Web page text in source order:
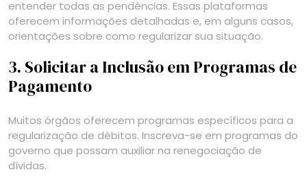
entender todas as pendências. Essas plataformas
oferecem informações detalhadas e, em alguns casos,
orientações sobre como regularizar sua situação.
3. Solicitar a Inclusão em Programas de
Pagamento
Muitos órgãos oferecem programas específicos para a
regularização de débitos. Inscreva-se em programas do
governo que possam auxiliar na renegociação de
dívidas.